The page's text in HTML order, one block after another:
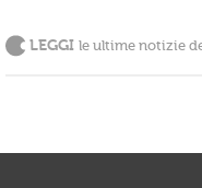
LEGGI le ultime notizie